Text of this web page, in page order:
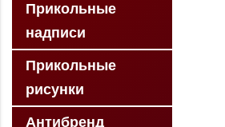
Прикольные
надписи
Прикольные
рисунки
Антибренд